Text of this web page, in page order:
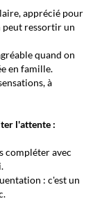
apprécié pour
peut ressortir un
quand on
en famille.
à
l'attente :
compléter avec
: c'est un